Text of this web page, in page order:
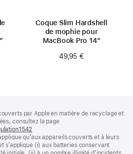
Coque Slim Hardshell
de mophie pour
MacBook Pro 14″
49,95 €
par Apple en matière de recyclage et
consultez la page
dans
une
qu’aux appareils couverts et à leurs
s’applique (i) aux batteries conservant